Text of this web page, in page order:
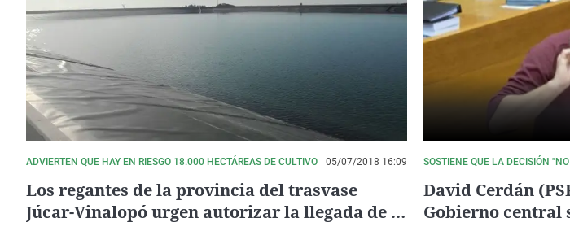
ADVIERTEN QUE HAY EN RIESGO 18.000 HECTÁREAS DE CULTIVO 05/07/2018 16:09
Los regantes de la provincia del trasvase
Júcar-Vinalopó urgen autorizar la llegada de 6
SOSTIENE QUE LA DECISIÓN
David Cerdán
Gobierno central